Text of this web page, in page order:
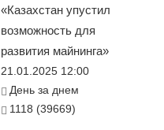
«Казахстан упустил
возможность для
развития майнинга»
21.01.2025 12:00
День за днем
1118 (39669)